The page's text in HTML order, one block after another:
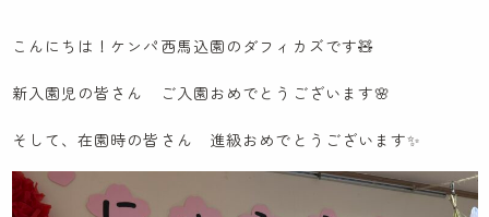
イスラエル研修記
ケンパの採用
法人概要
こんにちは！ケンパ西馬込園のダフィカズです🧸
新入園児の皆さん ご入園おめでとうございます🌸
そして、在園時の皆さん 進級おめでとうございます✨